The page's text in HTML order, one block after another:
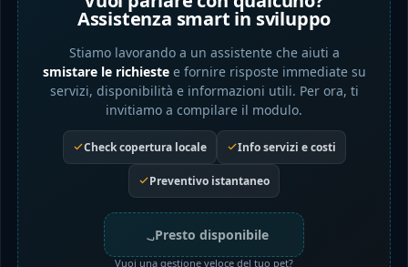
Assistenza smart in sviluppo
Stiamo lavorando a un assistente che aiuti a
smistare le richiestee fornire risposte immediate su
servizi, disponibilità e informazioni utili. Per ora, ti
invitiamo a compilare il modulo.
Check copertura locale Info servizi e costi
Preventivo istantaneo
Presto disponibile
Vuoi una gestione veloce del tuo pet?